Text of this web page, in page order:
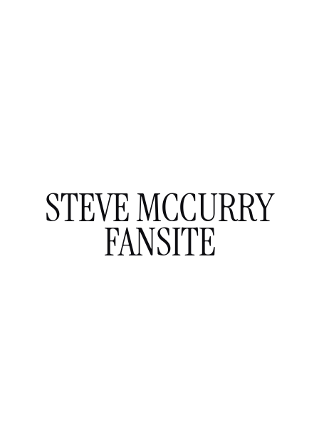
STEVE MCCURRY
FANSITE